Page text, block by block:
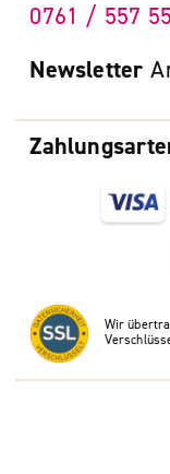
Wir
0761 / 557
Newsletter